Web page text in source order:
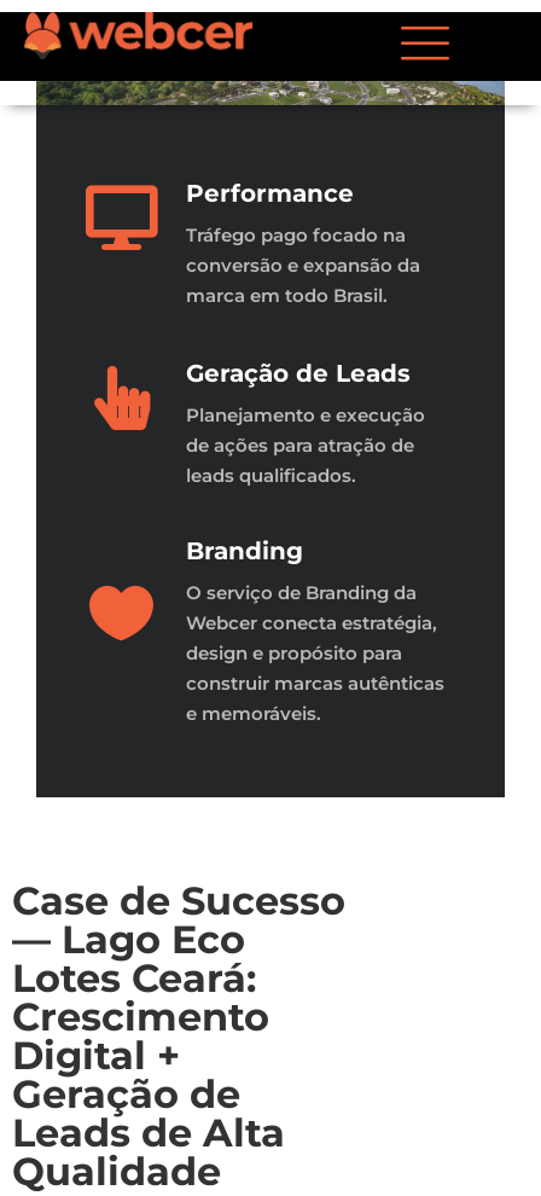
Performance
Tráfego pago focado na
conversão e expansão da
marca em todo Brasil.
Geração de Leads
Planejamento e execução
de ações para atração de
leads qualificados.
Branding
O serviço de Branding da
Webcer conecta estratégia,
design e propósito para
construir marcas autênticas
e memoráveis.
Case de Sucesso
— Lago Eco
Lotes Ceará:
Crescimento
Digital +
Geração de
Leads de Alta
Qualidade